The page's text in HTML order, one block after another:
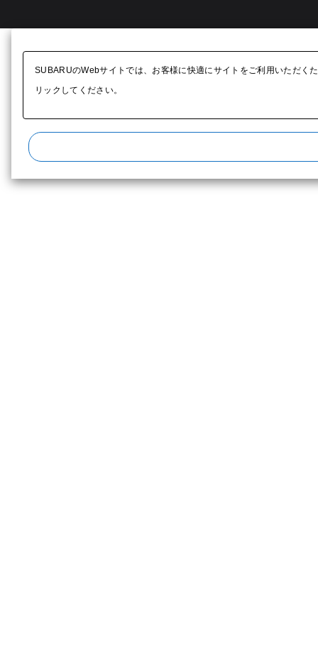
SUBARUのWebサイトでは、お客様に快適にサイトをご利用いただく
リックしてください。​